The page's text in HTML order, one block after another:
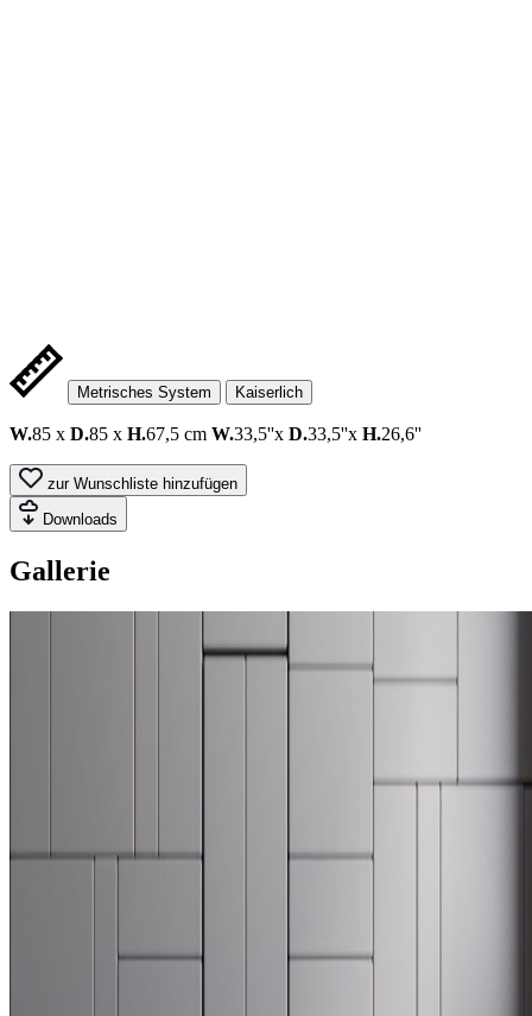
Metrisches System Kaiserlich
W.85 x D.85 x H.67,5 cm W.33,5''x D.33,5''x H.26,6''
zur Wunschliste hinzufügen
Downloads
Gallerie